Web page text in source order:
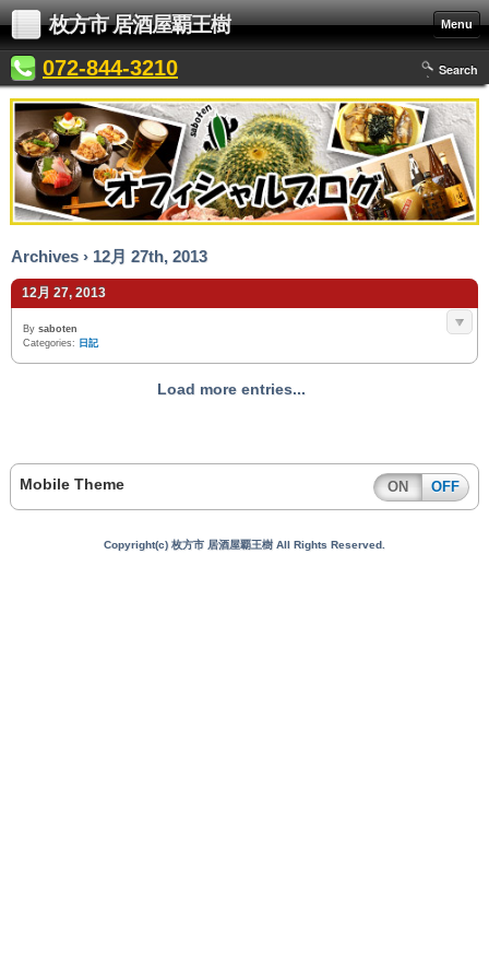
枚方市 居酒屋覇王樹 Menu
072-844-3210 Search
Archives › 12月 27th, 2013
12月 27, 2013
By saboten
Categories: 日記
Load more entries...
Mobile Theme ON OFF
Copyright(c) 枚方市 居酒屋覇王樹 All Rights Reserved.